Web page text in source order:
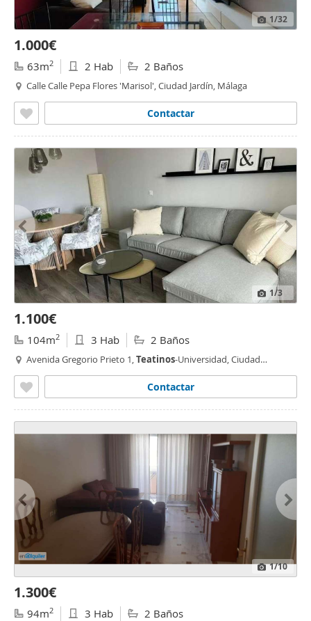
1/32
1.000€
63m2 2 Hab 2 Baños
Calle Calle Pepa Flores 'Marisol', Ciudad Jardín, Málaga
Contactar
1/3
1.100€
104m2 3 Hab 2 Baños
Avenida Gregorio Prieto 1,Teatinos-Universidad, Ciudad
Contactar
1/10
1.300€
94m2 3 Hab 2 Baños